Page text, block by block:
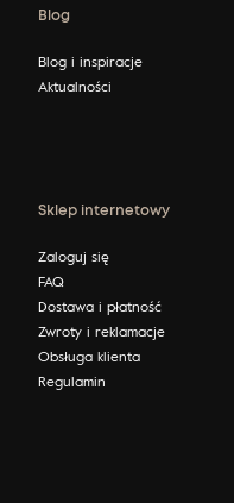
Blog
Blog i inspiracje
Aktualności
Sklep internetowy
Zaloguj się
FAQ
Dostawa i płatność
Zwroty i reklamacje
Obsługa klienta
Regulamin